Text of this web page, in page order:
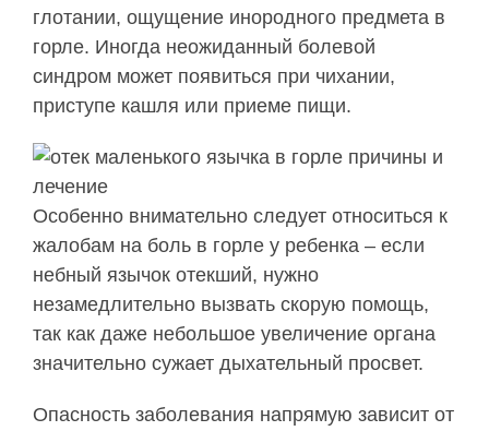
глотании, ощущение инородного предмета в
горле. Иногда неожиданный болевой
синдром может появиться при чихании,
приступе кашля или приеме пищи.
Особенно внимательно следует относиться к
жалобам на боль в горле у ребенка – если
небный язычок отекший, нужно
незамедлительно вызвать скорую помощь,
так как даже небольшое увеличение органа
значительно сужает дыхательный просвет.
Опасность заболевания напрямую зависит от